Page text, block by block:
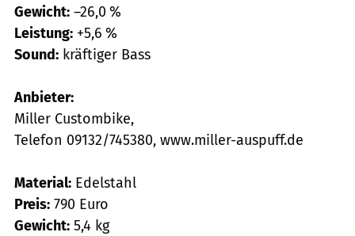
Gewicht: –26,0 %
Leistung: +5,6 %
Sound: kräftiger Bass
Anbieter:
Miller Custombike,
Telefon 09132/745380, www.miller-auspuff.de
Material: Edelstahl
Preis: 790 Euro
Gewicht: 5,4 kg